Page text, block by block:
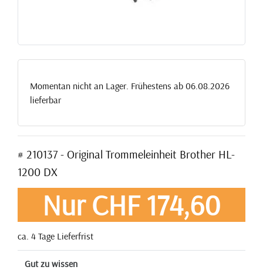
Momentan nicht an Lager. Frühestens ab 06.08.2026
lieferbar
# 210137 - Original Trommeleinheit Brother HL-
1200 DX
Nur CHF 174,60
ca. 4 Tage Lieferfrist
Gut zu wissen